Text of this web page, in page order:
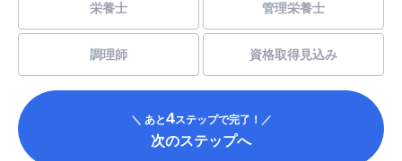
栄養士 管理栄養士
調理師 資格取得見込み
＼ あと4ステップで完了！／
次のステップへ